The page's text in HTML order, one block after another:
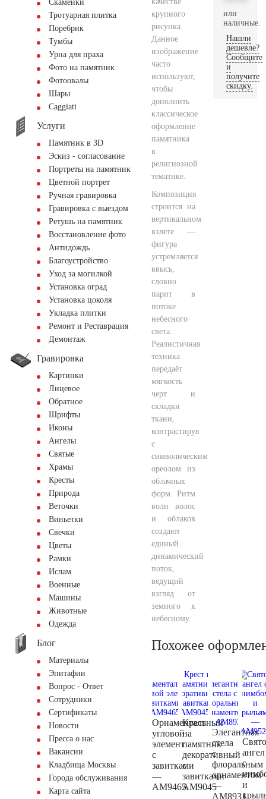
Скамейки
Тротуарная плитка
Поребрик
Тумбы
Урна для праха
Фото на памятник
Фотоовалы
Шары
Сaggiati
Услуги
Памятник в 3D
Эскиз - согласование
Портреты на памятник
Цветной портрет
Ручная гравировка
Гравировка с выездом
Ретушь на памятник
Восстановление фото
Антидождь
Благоустройство
Уход за могилкой
Установка оград
Установка цоколя
Укладка плитки
Ремонт и Реставрация
Демонтаж
Гравировка
Картинки
Лицевое
Обратное
Шрифты
Иконы
Ангелы
Святые
Храмы
Кресты
Природа
Веточки
Виньетки
Свечки
Цветы
Рамки
Ислам
Военные
Машины
Животные
Одежда
Блог
Материалы
Эпитафии
Вопрос - Ответ
Сотрудники
Сертификаты
Новости
Пресса о нас
Вакансии
Кладбища Москвы
Города обслуживания
Карта сайта
крупного
рисунка.
Данное
изображение
часто
используют,
чтобы
дополнить
классическое
оформление
памятника
в
религиозной
тематике.
Композиция
строится на
вертикальном
взлёте —
фигура
устремляется
ввысь,
словно
парит в
потоке
небесного
света.
Реалистичная
техника
передаёт
мягкость
черт и
складки
ткани,
контрастируя
с
символическим
ореолом из
облачных
форм. Ритм
волн волос
и облаков
создают
единый
динамический
поток,
ведущий
взгляд от
земного к
небесному.
или
наличные.
Нашли
дешевле?
Сообщите
и
получите
скидку.
Похожее
Орнаментальный
угловой
элемент
с
завитками
—
AM9465
Крест
на
памятник
декоративный
с
завитками
AM9045
Элегантная
стела
с
флоральным
орнаментом
—
AM8931
ангел
с
и